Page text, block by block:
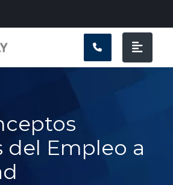
del Empleo a